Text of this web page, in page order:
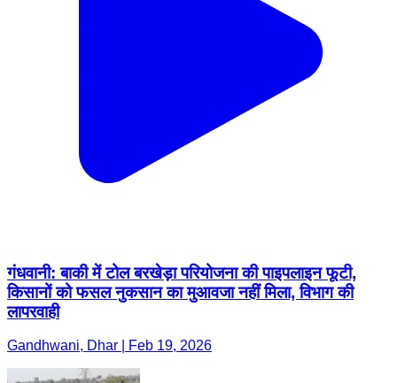
गंधवानी: बाकी में टोल बरखेड़ा परियोजना की पाइपलाइन फूटी,
किसानों को फसल नुकसान का मुआवजा नहीं मिला, विभाग की
लापरवाही
Gandhwani, Dhar | Feb 19, 2026